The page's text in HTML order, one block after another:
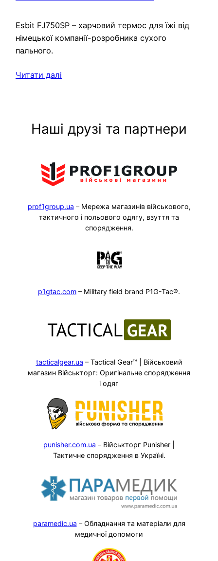
Esbit FJ750SP – харчовий термос для їжі від
німецької компанії-розробника сухого
пального.
Читати далі
Наші друзі та партнери
prof1group.ua – Мережа магазинів військового,
тактичного і польового одягу, взуття та
спорядження.
p1gtac.com – Military field brand P1G-Tac®.
tacticalgear.ua – Tactical Gear™ | Військовий
магазин Військторг: Оригінальне спорядження
і одяг
punisher.com.ua – Військторг Punisher |
Тактичне спорядження в Україні.
paramedic.ua – Обладнання та матеріали для
медичної допомоги